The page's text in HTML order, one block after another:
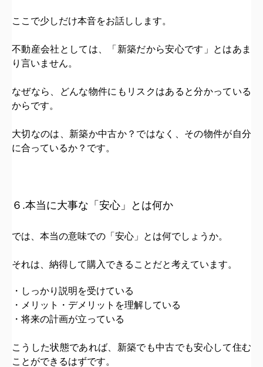
ここで少しだけ本音をお話しします。
不動産会社としては、 「新築だから安心です」
とはあま
り言いません。
なぜなら、 どんな物件にもリスクはある と分かっている
からです。
大切なのは、 新築か中古か？ ではなく、 その物件が自分
に合っているか？ です。
６.本当に大事な「安心」とは何か
では、本当の意味での「安心」とは何でしょうか。
それは、 納得して購入できること だと考えています。
・しっかり説明を受けている
・メリット・デメリットを理解している
・将来の計画が立っている
こうした状態であれば、 新築でも中古でも安心して住む
ことができるはずです。